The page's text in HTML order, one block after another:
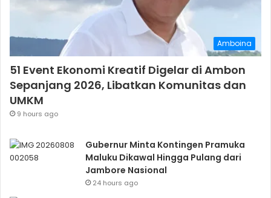
Amboina
51 Event Ekonomi Kreatif Digelar di Ambon
Sepanjang 2026, Libatkan Komunitas dan
UMKM
9 hours ago
Gubernur Minta Kontingen Pramuka
Maluku Dikawal Hingga Pulang dari
Jambore Nasional
24 hours ago